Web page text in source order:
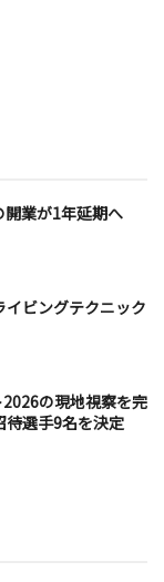
開業が1年延期へ
ビングテクニック
2026の現地視察を完
選手9名を決定